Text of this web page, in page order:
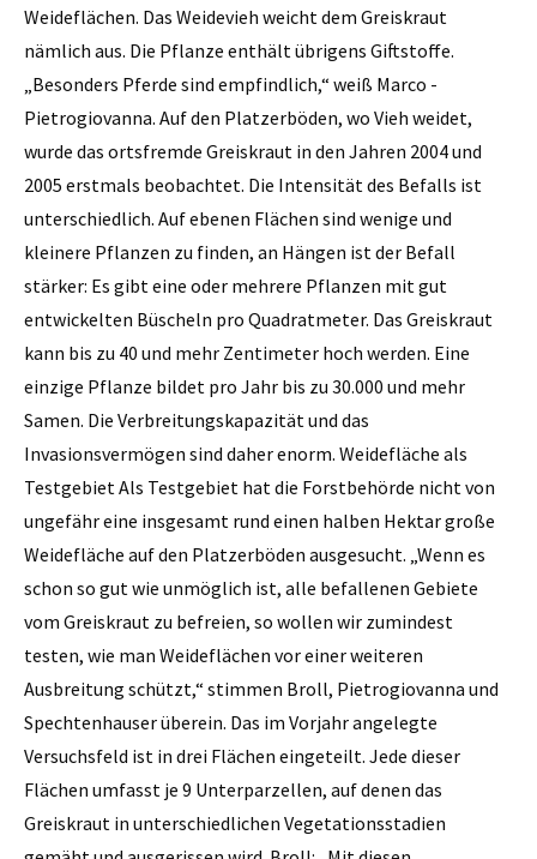
Weideflächen. Das Weidevieh weicht dem Greiskraut
nämlich aus. Die Pflanze enthält übrigens Giftstoffe.
„Besonders Pferde sind empfindlich,“ weiß Marco ­
Pietrogiovanna. Auf den Platzerböden, wo Vieh weidet,
wurde das ortsfremde Greiskraut in den Jahren 2004 und
2005 erstmals beobachtet. Die Intensität des Befalls ist
unterschiedlich. Auf ebenen Flächen sind wenige und
kleinere Pflanzen zu finden, an Hängen ist der Befall
stärker: Es gibt eine oder mehrere Pflanzen mit gut
entwickelten Büscheln pro Quadratmeter. Das Greiskraut
kann bis zu 40 und mehr Zentimeter hoch werden. Eine
einzige Pflanze bildet pro Jahr bis zu 30.000 und mehr
Samen. Die Verbreitungskapazität und das
Invasionsvermögen sind daher enorm. Weidefläche als
Testgebiet Als Testgebiet hat die Forstbehörde nicht von
ungefähr eine insgesamt rund einen halben Hektar große
Weidefläche auf den Platzerböden ausgesucht. „Wenn es
schon so gut wie unmöglich ist, alle befallenen Gebiete
vom Greiskraut zu befreien, so wollen wir zumindest
testen, wie man Weideflächen vor einer weiteren
Ausbreitung schützt,“ stimmen Broll, Pietrogiovanna und
Spechtenhauser überein. Das im Vorjahr angelegte
Versuchsfeld ist in drei Flächen eingeteilt. Jede dieser
Flächen umfasst je 9 Unterparzellen, auf denen das
Greiskraut in unterschiedlichen Vegetationsstadien